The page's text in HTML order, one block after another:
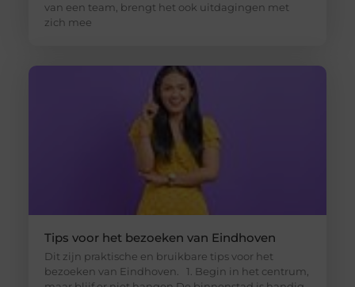
van een team, brengt het ook uitdagingen met
zich mee
Tips voor het bezoeken van Eindhoven
Dit zijn praktische en bruikbare tips voor het
bezoeken van Eindhoven. 1. Begin in het centrum,